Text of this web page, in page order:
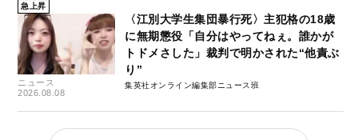
急上昇
ニュース
2026.08.08
〈江別大学生集団暴行死〉主犯格の18歳
に無期懲役「自分はやってねぇ。誰かが
トドメさした」裁判で明かされた“他責ぶ
り”
集英社オンライン編集部ニュース班